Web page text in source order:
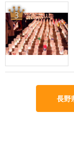
3
長野